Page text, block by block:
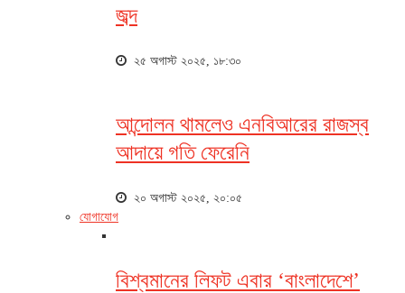
জব্দ
২৫ অগাস্ট ২০২৫, ১৮:৩০
আন্দোলন থামলেও এনবিআরের রাজস্ব
আদায়ে গতি ফেরেনি
২০ অগাস্ট ২০২৫, ২০:০৫
যোগাযোগ
বিশ্বমানের লিফট এবার ‘বাংলাদেশে’